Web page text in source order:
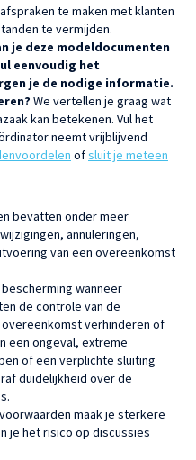
te maken met klanten
te vermijden.
je deze modeldocumenten
eenvoudig het
je de nodige informatie.
We vertellen je graag wat
kan betekenen. Vul het
neemt vrijblijvend
ofsluit je meteen
bevatten onder meer
annuleringen,
van een overeenkomst
wanneer
de controle van de
verhinderen of
een ongeval, extreme
of een verplichte sluiting
duidelijkheid over de
maak je sterkere
je het risico op discussies